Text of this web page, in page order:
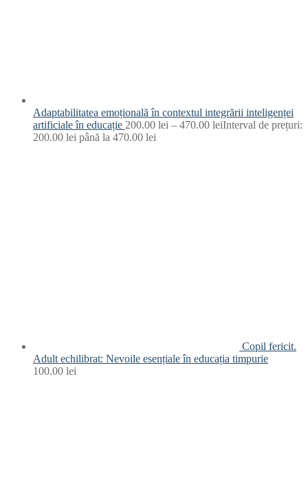
Adaptabilitatea emoțională în contextul integrării inteligenței
artificiale în educație 200.00 lei – 470.00 leiInterval de prețuri:
200.00 lei până la 470.00 lei
Copil fericit.
Adult echilibrat: Nevoile esențiale în educația timpurie
100.00 lei